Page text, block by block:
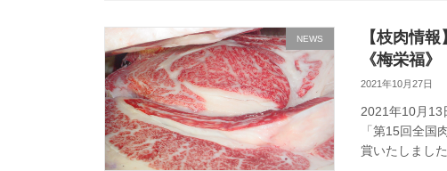
NEWS
【枝肉情
《梅栄福》
2021年10月27日
2021年10月13
「第15回全国
賞いたしました